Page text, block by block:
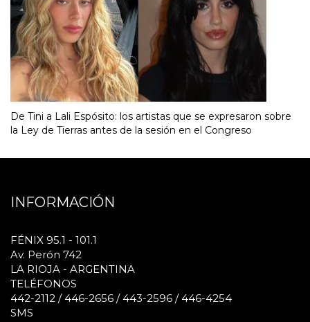
De Tini a Lali Espósito: los artistas que se expresaron sobre
la Ley de Tierras antes de la sesión en el Congreso
INFORMACIÓN
FÉNIX 95.1 - 101.1
Av. Perón 742
LA RIOJA - ARGENTINA
TELÉFONOS
442-2112 / 446-2656 / 443-2596 / 446-4254
SMS